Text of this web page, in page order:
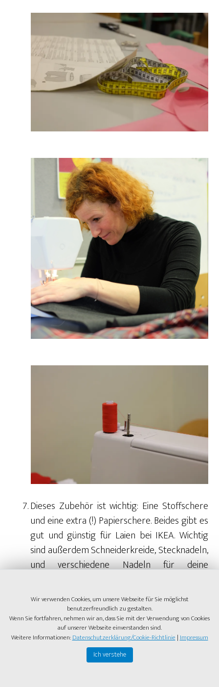
Dieses Zubehör ist wichtig: Eine Stoffschere
und eine extra (!) Papierschere. Beides gibt es
gut und günstig für Laien bei IKEA. Wichtig
sind außerdem Schneiderkreide, Stecknadeln,
und verschiedene Nadeln für deine
du für jeden Stoff eine eigene Nadel.
Beachtest du das nicht, brechen die Nadeln
gern ab. Zum Beispiel ein bis drei Stück. So wie
das bei mir der Fall war. Damit beschädigst du
nicht nur das Material, sondern auch die
Nähmaschine. Lass dich beim Kauf des
Wir verwenden Cookies, um unsere Webseite für Sie möglichst
benutzerfreundlich zu gestalten.
Wenn Sie fortfahren, nehmen wir an, dass Sie mit der Verwendung von Cookies
auf unserer Webseite einverstanden sind.
Weitere Informationen:Datenschutzerklärung/Cookie-Richtlinie|Impressum
Ich verstehe